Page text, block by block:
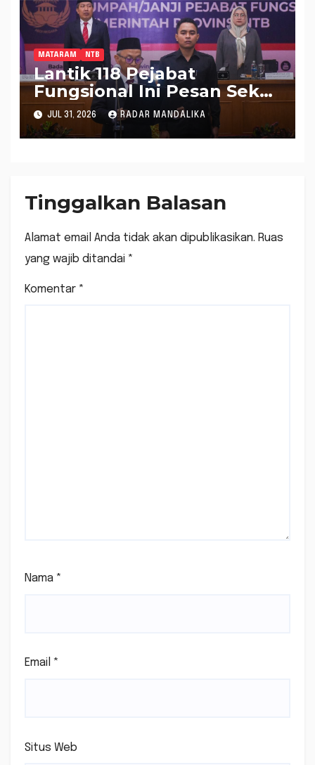
undangan
MATARAM NTB
Lantik 118 Pejabat
Fungsional Ini Pesan Sekda
Abul Chair
JUL 31, 2026 RADAR MANDALIKA
Tinggalkan Balasan
Alamat email Anda tidak akan dipublikasikan. Ruas
yang wajib ditandai *
Komentar *
Nama *
Email *
Situs Web